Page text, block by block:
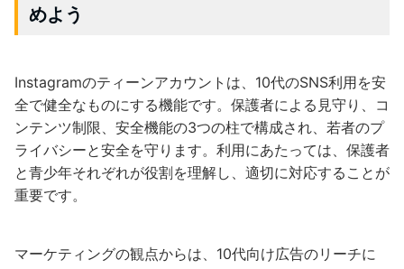
めよう
Instagramのティーンアカウントは、10代のSNS利用を安
全で健全なものにする機能です。保護者による見守り、コ
ンテンツ制限、安全機能の3つの柱で構成され、若者のプ
ライバシーと安全を守ります。利用にあたっては、保護者
と青少年それぞれが役割を理解し、適切に対応することが
重要です。
マーケティングの観点からは、10代向け広告のリーチに